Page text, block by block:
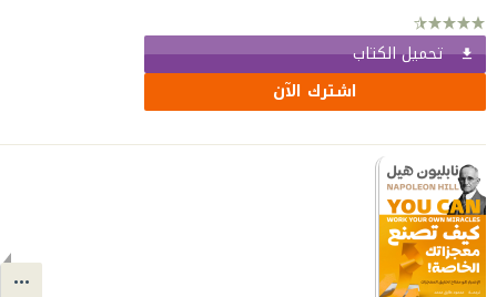
تحميل الكتاب
اشترك الآن